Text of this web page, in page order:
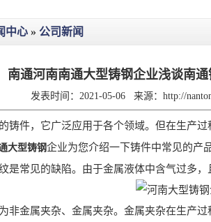
中心 » 公司新闻
南通河南南通大型铸钢企业浅谈南通
发表时间：2021-05-06 来源： http://
铸件，它广泛应用于各个领域。但在生产
大型铸钢企业为您介绍一下铸件中常见的产
是常见的缺陷。由于金属液体中含气过多
非金属夹杂、金属夹杂。金属夹杂在生产